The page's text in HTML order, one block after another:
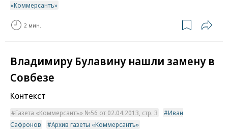
«Коммерсантъ»
2 мин.
Владимиру Булавину нашли замену в
Совбезе
Контекст
Газета «Коммерсантъ» №56 от 02.04.2013, стр. 3
Иван
Сафронов
Архив газеты «Коммерсантъ»